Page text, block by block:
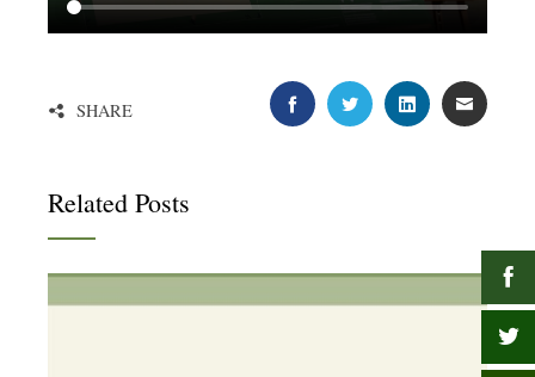
SHARE FACEBOOKTWITTERLINKEDINEMAIL
Related Posts